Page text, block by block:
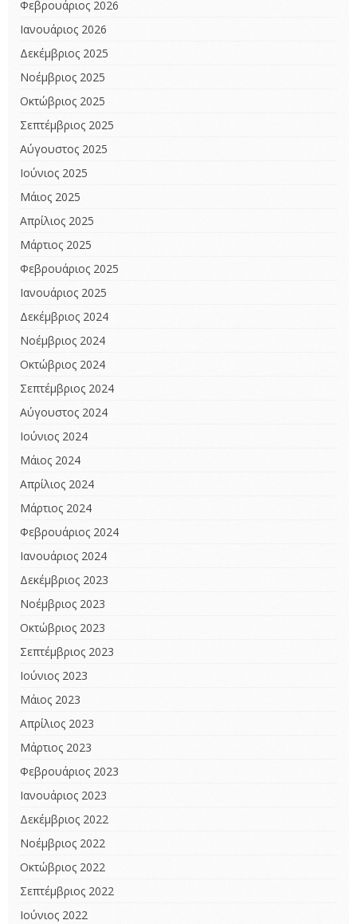
Φεβρουάριος 2026
Ιανουάριος 2026
Δεκέμβριος 2025
Νοέμβριος 2025
Οκτώβριος 2025
Σεπτέμβριος 2025
Αύγουστος 2025
Ιούνιος 2025
Μάιος 2025
Απρίλιος 2025
Μάρτιος 2025
Φεβρουάριος 2025
Ιανουάριος 2025
Δεκέμβριος 2024
Νοέμβριος 2024
Οκτώβριος 2024
Σεπτέμβριος 2024
Αύγουστος 2024
Ιούνιος 2024
Μάιος 2024
Απρίλιος 2024
Μάρτιος 2024
Φεβρουάριος 2024
Ιανουάριος 2024
Δεκέμβριος 2023
Νοέμβριος 2023
Οκτώβριος 2023
Σεπτέμβριος 2023
Ιούνιος 2023
Μάιος 2023
Απρίλιος 2023
Μάρτιος 2023
Φεβρουάριος 2023
Ιανουάριος 2023
Δεκέμβριος 2022
Νοέμβριος 2022
Οκτώβριος 2022
Σεπτέμβριος 2022
Ιούνιος 2022